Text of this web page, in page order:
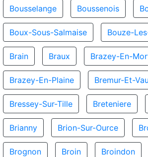
Bousselange Boussenois
Boux-Sous-Salmaise Bouze-
Brain Braux Brazey-En-
Brazey-En-Plaine Bremur-Et-
Bressey-Sur-Tille Breteniere
Brianny Brion-Sur-Ource
Brognon Broin Broindon